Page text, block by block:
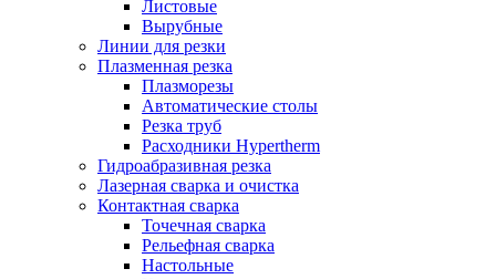
Листовые
Вырубные
Линии для резки
Плазменная резка
Плазморезы
Автоматические столы
Резка труб
Расходники Hypertherm
Гидроабразивная резка
Лазерная сварка и очистка
Контактная сварка
Точечная сварка
Рельефная сварка
Настольные